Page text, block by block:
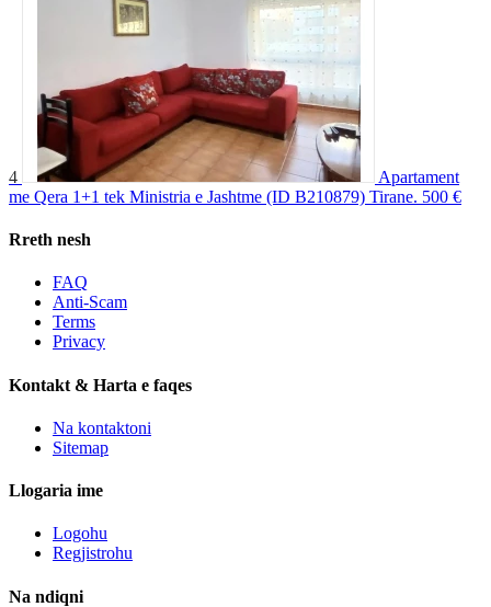
4
Apartament
me Qera 1+1 tek Ministria e Jashtme (ID B210879) Tirane. 500 €
Rreth nesh
FAQ
Anti-Scam
Terms
Privacy
Kontakt & Harta e faqes
Na kontaktoni
Sitemap
Llogaria ime
Logohu
Regjistrohu
Na ndiqni